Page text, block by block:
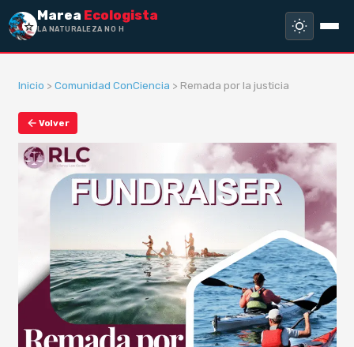
Marea Ecologista
LA NATURALEZA NO HA HEC
Inicio > Comunidad ConCiencia > Remada por la justicia
Volver